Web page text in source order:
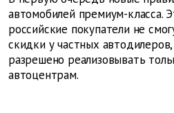
автомобилей премиум-класса.
российские покупатели не
скидки у частных
разрешено реализовывать
автоцентрам.